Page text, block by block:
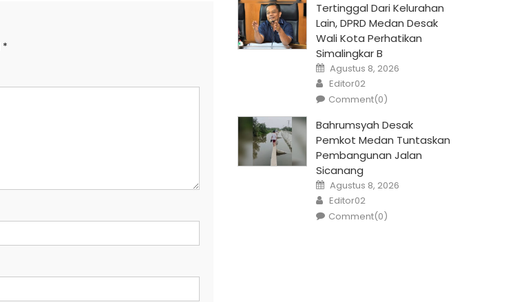
*
Tertinggal Dari Kelurahan
Lain, DPRD Medan Desak
Wali Kota Perhatikan
Simalingkar B
Posted
on
Agustus 8, 2026
Author
Editor02
Comment(0)
Bahrumsyah Desak
Pemkot Medan Tuntaskan
Pembangunan Jalan
Sicanang
Posted
on
Agustus 8, 2026
Author
Editor02
Comment(0)